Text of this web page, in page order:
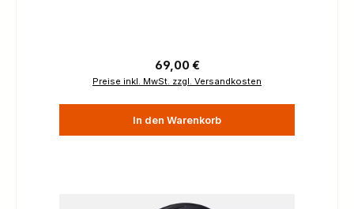
Regulärer Preis:
69,00 €
Preise inkl. MwSt. zzgl. Versandkosten
In den Warenkorb